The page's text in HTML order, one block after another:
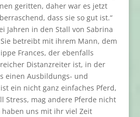
geritten, daher war es jetzt
dass sie so gut ist.“
Jahren in den Stall von Sabrina
betreibt mit ihrem Mann, dem
Frances, der ebenfalls
Distanzreiter ist, in der
einen Ausbildungs- und
ein nicht ganz einfaches Pferd,
Stress, mag andere Pferde nicht
uns mit ihr viel Zeit